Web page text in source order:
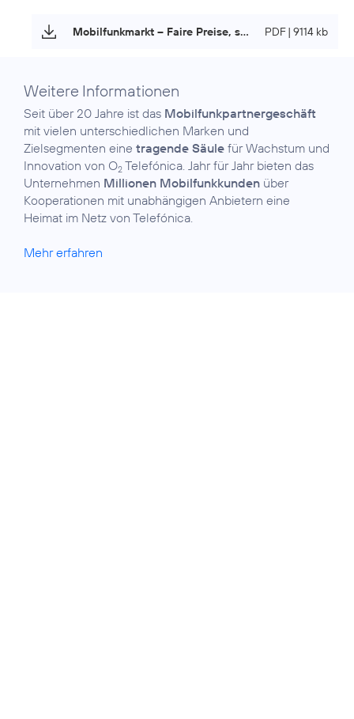
Mobilfunkmarkt – Faire Preise, starke Netze (Langfassung) PDF | 9114 kb
Weitere Informationen
Seit über 20 Jahre ist das Mobilfunkpartner­geschäft
mit vielen unterschiedlichen Marken und
Zielsegmenten eine tragende Säule für Wachstum und
Innovation von O2 Telefónica. Jahr für Jahr bieten das
Unternehmen Millionen Mobilfunkkunden über
Kooperationen mit unabhängigen Anbietern eine
Heimat im Netz von Telefónica.
Mehr erfahren